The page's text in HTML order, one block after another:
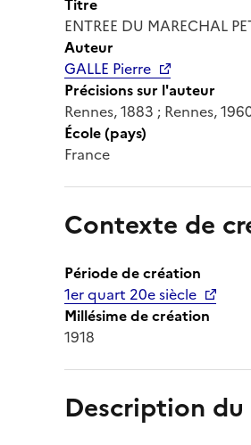
ENTREE DU MARECHAL
Auteur
GALLE Pierre
Précisions sur l'auteur
Rennes, 1883 ; Rennes,
École (pays)
France
Contexte de
Période de création
1er quart 20e siècle
Millésime de création
1918
Description du